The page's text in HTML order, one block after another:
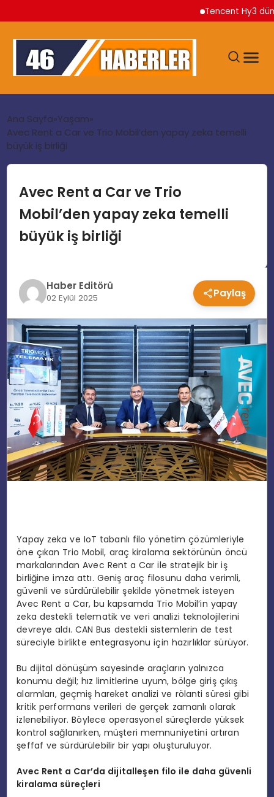
Tencent Hy3 dünya
GÜNDEM
EKONOMI
SIYASET
EĞITIM
MAGAZIN
SPOR
YAŞAM
Ana Sayfa Yaşam
Avec Rent a Car ve Trio Mobil’den yapay zeka temelli
büyük iş birliği
Avec Rent a Car ve Trio
Mobil’den yapay zeka temelli
büyük iş birliği
Haber Editörü
02 Eylül 2025 Paylaş
Yapay zeka ve IoT tabanlı filo yönetim çözümleriyle
öne çıkan Trio Mobil, araç kiralama sektörünün öncü
markalarından Avec Rent a Car ile stratejik bir iş
birliğine imza attı. Geniş araç filosunu daha verimli,
güvenli ve sürdürülebilir şekilde yönetmek isteyen
Avec Rent a Car, bu kapsamda Trio Mobil’in yapay
zeka destekli telematik ve veri analizi teknolojilerini
devreye aldı. CAN Bus destekli sistemlerin de test
süreciyle birlikte entegrasyonu için hazırlıklar sürüyor.
Bu dijital dönüşüm sayesinde araçların yalnızca
konumu değil; hız limitlerine uyum, bölge giriş çıkış
alarmları, geçmiş hareket analizi ve rölanti süresi gibi
kritik performans verileri de gerçek zamanlı olarak
izlenebiliyor. Böylece operasyonel süreçlerde yüksek
kontrol sağlanırken, müşteri memnuniyetini artıran
şeffaf ve sürdürülebilir bir yapı oluşturuluyor.
Avec Rent a Car’da dijitalleşen filo ile daha güvenli
kiralama süreçleri